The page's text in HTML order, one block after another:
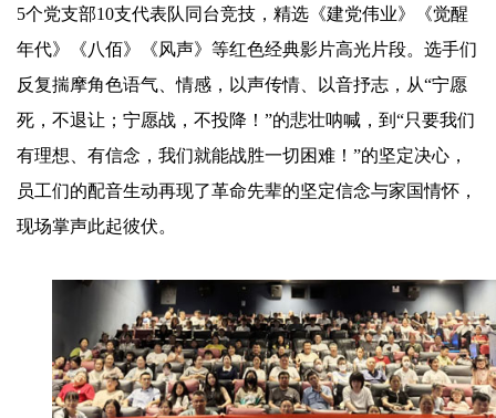
5个党支部10支代表队同台竞技，精选《建党伟业》《觉醒
年代》《八佰》《风声》等红色经典影片高光片段。选手们
反复揣摩角色语气、情感，以声传情、以音抒志，从“宁愿
死，不退让；宁愿战，不投降！”的悲壮呐喊，到“只要我们
有理想、有信念，我们就能战胜一切困难！”的坚定决心，
员工们的配音生动再现了革命先辈的坚定信念与家国情怀，
现场掌声此起彼伏。